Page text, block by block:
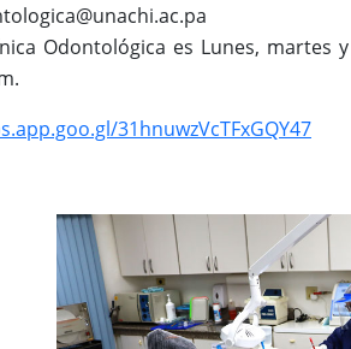
Odontológica es Lunes, martes
31hnuwzVcTFxGQY47